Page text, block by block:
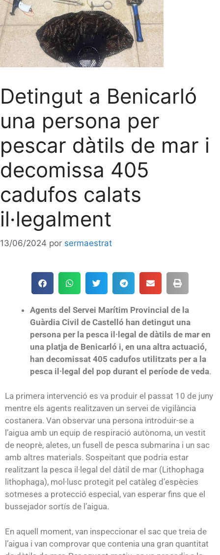
Detingut a Benicarló
una persona per
pescar dàtils de mar i
decomissa 405
cadufos calats
il·legalment
13/06/2024 por sermaestrat
Agents del Servei Marítim Provincial de la
Guàrdia Civil de Castelló han detingut una
persona per la pesca il·legal de dàtils de mar en
una platja de Benicarló i, en una altra actuació,
han decomissat 405 cadufos utilitzats per a la
pesca il·legal del pop durant el període de veda.
La primera intervenció es va produir el passat 10 de juny
mentre els agents realitzaven un servei de vigilància
costanera. Van observar una persona introduir-se a
l’aigua amb un equip de respiració autònoma, un vestit
de neoprè, aletes, un fusell de pesca submarina i un sac
amb altres materials. Sospeitant que podria estar
realitzant la pesca il·legal del dàtil de mar (Lithophaga
lithophaga), mol·lusc protegit pel catàleg d’espècies
sotmeses a protecció especial, van esperar fins que el
bussejador sortís de l’aigua.
En aquell moment, van inspeccionar el sac que treia de
l’aigua i van comprovar que contenia una gran quantitat